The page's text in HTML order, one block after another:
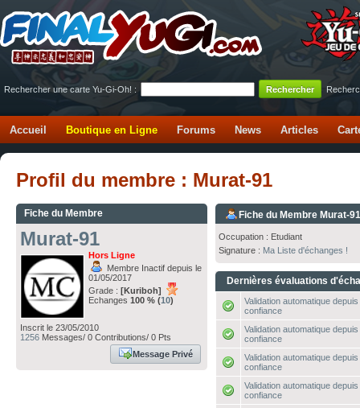
Rechercher une carte Yu-Gi-Oh! :
Accueil Boutique en Ligne Forums News Articles
Profil du membre : Murat-91
Fiche du Membre
Murat-91
Hors Ligne
Membre Inactif depuis le
01/05/2017
Grade : [Kuriboh]
Echanges 100 % (10)
Inscrit le 23/05/2010
1256 Messages/ 0 Contributions/ 0 Pts
Message Privé
Fiche du Membre Murat-
Occupation : Etudiant
Signature : Ma Liste d'échanges !
Dernières évaluations
Validation automatique
confiance
Validation automatique
confiance
Validation automatique
confiance
Validation automatique
confiance